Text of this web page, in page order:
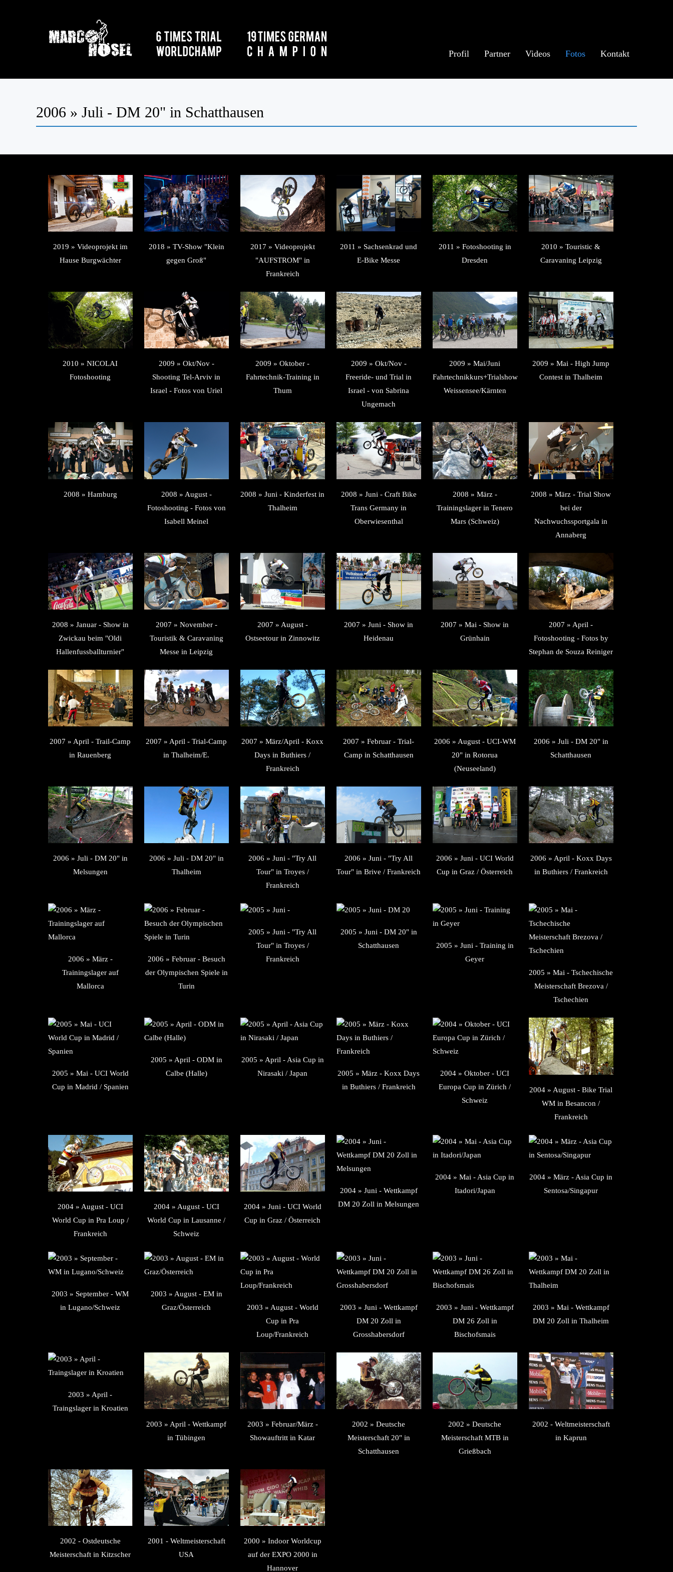
Profil Partner Videos Fotos Kontakt
2006 » Juli - DM 20" in Schatthausen
2019 » Videoprojekt im
Hause Burgwächter
2018 » TV-Show "Klein
gegen Groß"
2017 » Videoprojekt
"AUFSTROM" in
Frankreich
2011 » Sachsenkrad und
E-Bike Messe
2011 » Fotoshooting in
Dresden
2010 » Touristic &
Caravaning Leipzig
2010 » NICOLAI
Fotoshooting
2009 » Okt/Nov -
Shooting Tel-Arviv in
Israel - Fotos von Uriel
2009 » Oktober -
Fahrtechnik-Training in
Thum
2009 » Okt/Nov -
Freeride- und Trial in
Israel - von Sabrina
Ungemach
2009 » Mai/Juni
Fahrtechnikkurs+Trialshow
Weissensee/Kärnten
2009 » Mai - High Jump
Contest in Thalheim
2008 » Hamburg
2008 » August -
Fotoshooting - Fotos von
Isabell Meinel
2008 » Juni - Kinderfest in
Thalheim
2008 » Juni - Craft Bike
Trans Germany in
Oberwiesenthal
2008 » März -
Trainingslager in Tenero
Mars (Schweiz)
2008 » März - Trial Show
bei der
Nachwuchssportgala in
Annaberg
2008 » Januar - Show in
Zwickau beim "Oldi
Hallenfussballturnier"
2007 » November -
Touristik & Caravaning
Messe in Leipzig
2007 » August -
Ostseetour in Zinnowitz
2007 » Juni - Show in
Heidenau
2007 » Mai - Show in
Grünhain
2007 » April -
Fotoshooting - Fotos by
Stephan de Souza Reiniger
2007 » April - Trail-Camp
in Rauenberg
2007 » April - Trial-Camp
in Thalheim/E.
2007 » März/April - Koxx
Days in Buthiers /
Frankreich
2007 » Februar - Trial-
Camp in Schatthausen
2006 » August - UCI-WM
20" in Rotorua
(Neuseeland)
2006 » Juli - DM 20" in
Schatthausen
2006 » Juli - DM 20" in
Melsungen
2006 » Juli - DM 20" in
Thalheim
2006 » Juni - "Try All
Tour" in Troyes /
Frankreich
2006 » Juni - "Try All
Tour" in Brive / Frankreich
2006 » Juni - UCI World
Cup in Graz / Österreich
2006 » April - Koxx Days
in Buthiers / Frankreich
2006 » März -
Trainingslager auf
Mallorca
2006 » Februar - Besuch
der Olympischen Spiele in
Turin
2005 » Juni - "Try All
Tour" in Troyes /
Frankreich
2005 » Juni - DM 20" in
Schatthausen
2005 » Juni - Training in
Geyer
2005 » Mai - Tschechische
Meisterschaft Brezova /
Tschechien
2005 » Mai - UCI World
Cup in Madrid / Spanien
2005 » April - ODM in
Calbe (Halle)
2005 » April - Asia Cup in
Nirasaki / Japan
2005 » März - Koxx Days
in Buthiers / Frankreich
2004 » Oktober - UCI
Europa Cup in Zürich /
Schweiz
2004 » August - Bike Trial
WM in Besancon /
Frankreich
2004 » August - UCI
World Cup in Pra Loup /
Frankreich
2004 » August - UCI
World Cup in Lausanne /
Schweiz
2004 » Juni - UCI World
Cup in Graz / Österreich
2004 » Juni - Wettkampf
DM 20 Zoll in Melsungen
2004 » Mai - Asia Cup in
Itadori/Japan
2004 » März - Asia Cup in
Sentosa/Singapur
2003 » September - WM
in Lugano/Schweiz
2003 » August - EM in
Graz/Österreich
2003 » August - World
Cup in Pra
Loup/Frankreich
2003 » Juni - Wettkampf
DM 20 Zoll in
Grosshabersdorf
2003 » Juni - Wettkampf
DM 26 Zoll in
Bischofsmais
2003 » Mai - Wettkampf
DM 20 Zoll in Thalheim
2003 » April -
Traingslager in Kroatien
2003 » April - Wettkampf
in Tübingen
2003 » Februar/März -
Showauftritt in Katar
2002 » Deutsche
Meisterschaft 20" in
Schatthausen
2002 » Deutsche
Meisterschaft MTB in
Grießbach
2002 - Weltmeisterschaft
in Kaprun
2002 - Ostdeutsche
Meisterschaft in Kitzscher
2001 - Weltmeisterschaft
USA
2000 » Indoor Worldcup
auf der EXPO 2000 in
Hannover